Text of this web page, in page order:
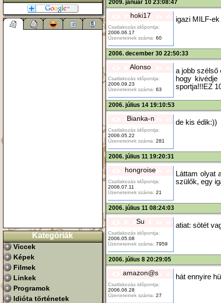
Kategóriák
Viccek
Képek
Filmek
Linkek
Programok
Idióta történetek
2009. január 10 23:08:47
hoki17
Csatlakozás időpontja:
2006.06.17
Üzeneteinek száma: 60
igazi MILF-ek
2006. december 30 22:50:33
Alonso
Csatlakozás időpontja:
2006.09.23
Üzeneteinek száma: 63
a jobb szélső
hogy kivédje
sportja!!!EZ
2006. július 14 19:10:53
Bianka-n
Csatlakozás időpontja:
2006.05.22
Üzeneteinek száma: 281
de kis édik:))
2006. július 11 19:20:31
hongroise
Csatlakozás időpontja:
2006.07.11
Üzeneteinek száma: 21
Láttam olyat
szülők, egy
2006. július 11 08:24:03
Su
Csatlakozás időpontja:
2006.05.08
Üzeneteinek száma: 7959
atiat: sötét
2006. július 8 20:29:05
amazon@s
Csatlakozás időpontja:
2006.06.28
Üzeneteinek száma: 27
hát ennyire